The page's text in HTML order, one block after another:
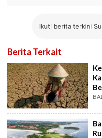
Ikuti berita terkini
Berita Terkait